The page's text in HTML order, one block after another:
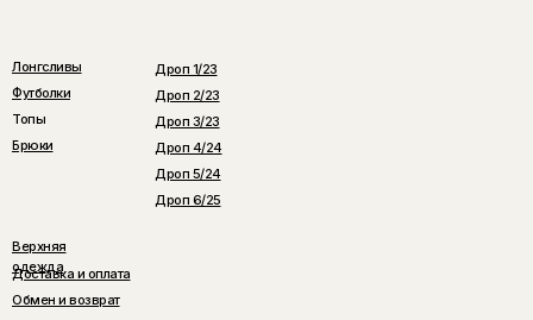
Лонгсливы
Футболки
Топы
Брюки
Дроп 1/23
Дроп 2/23
Дроп 3/23
Доставка и оплата
Обмен и возврат
Дроп 4/24
Дроп 5/24
Дроп 6/25
Верхняя
одежда